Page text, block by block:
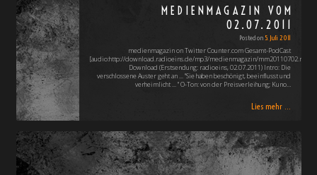
MEDIENMAGAZIN VOM
02.07.2011
Posted on5. Juli 2011
medienmagazin on Twitter Counter.com Gesamt-PodCast
[audio:http://download.radioeins.de/mp3/medienmagazin/mm20110702.mp3]
Download (Erstsendung: radioeins, 02.07.2011) Intro: Die
verschlossene Auster geht an ... "Sie haben beschönigt, beeinflusst und
verheimlicht ... " O-Ton: von der Preisverleihung; Kuno…
Lies mehr ...